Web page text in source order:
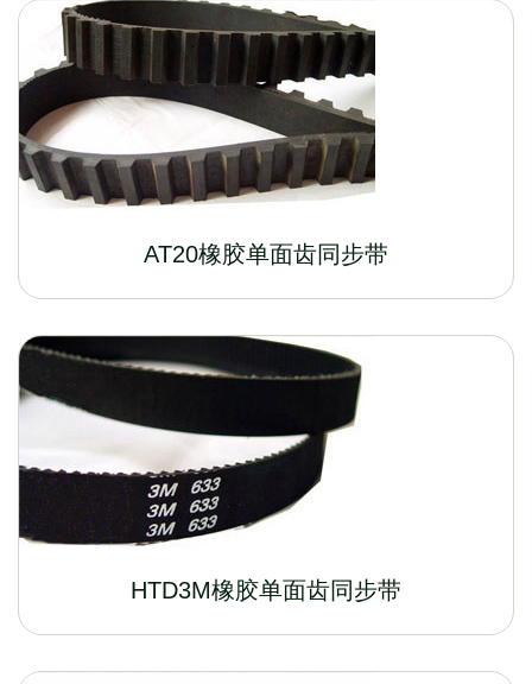
AT20橡胶单面齿同步带
HTD3M橡胶单面齿同步带